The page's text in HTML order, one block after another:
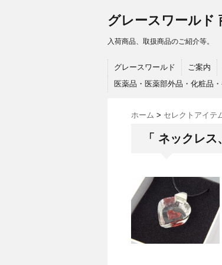
グレースワールド
入荷商品、取扱商品のご紹介等。
グレースワールド ご案内
医薬品・医薬部外品・化粧品
ホーム > セレクトアイテ
「 ネックレ